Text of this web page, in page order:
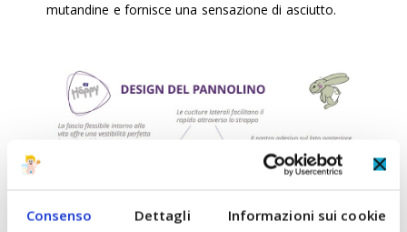
Consenso Dettagli Informazioni sui cookie
mutandine e fornisce una sensazione di asciutto.